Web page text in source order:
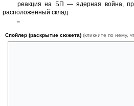
реакция на БП — ядерная война,
расположенный склад:
"
Спойлер (раскрытие сюжета) (кликните по нему,